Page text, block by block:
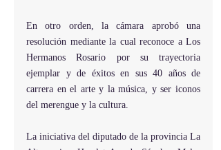
En otro orden, la cámara aprobó una
resolución mediante la cual reconoce a Los
Hermanos Rosario por su trayectoria
ejemplar y de éxitos en sus 40 años de
carrera en el arte y la música, y ser iconos
del merengue y la cultura.
La iniciativa del diputado de la provincia La